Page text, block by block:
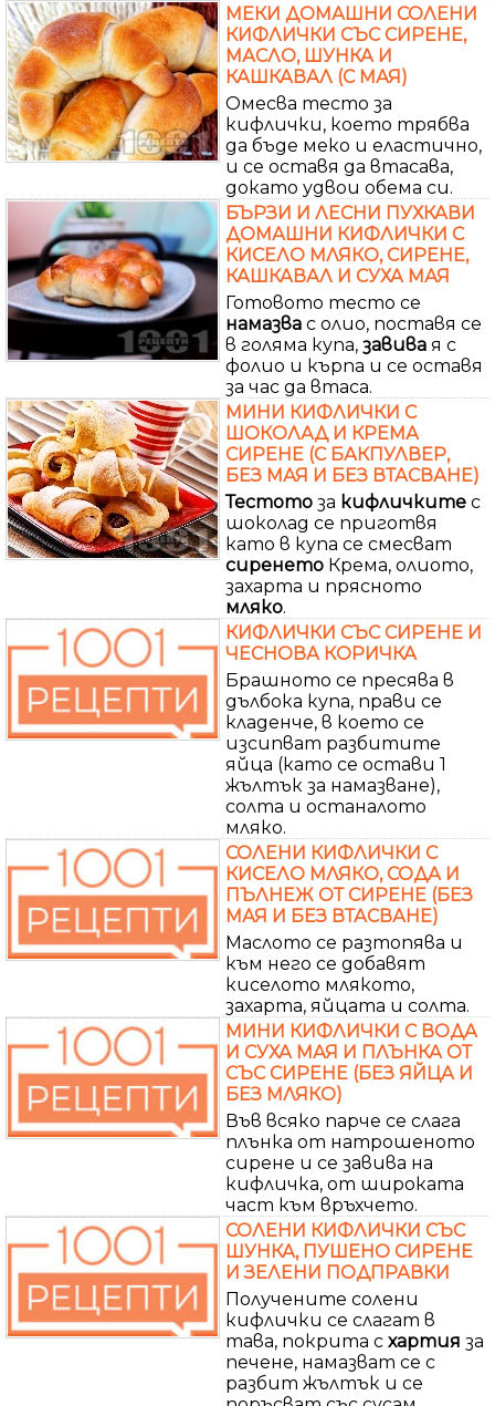
МЕКИ ДОМАШНИ СОЛЕНИ
КИФЛИЧКИ СЪС СИРЕНЕ,
МАСЛО, ШУНКА И
КАШКАВАЛ (С МАЯ)
Омесва тесто за
кифлички, което трябва
да бъде меко и еластично,
и се оставя да втасава,
докато удвои обема си.
БЪРЗИ И ЛЕСНИ ПУХКАВИ
ДОМАШНИ КИФЛИЧКИ С
КИСЕЛО МЛЯКО, СИРЕНЕ,
КАШКАВАЛ И СУХА МАЯ
Готовото тесто се
намазва с олио, поставя се
в голяма купа, завива я с
фолио и кърпа и се оставя
за час да втаса.
МИНИ КИФЛИЧКИ С
ШОКОЛАД И КРЕМА
СИРЕНЕ (С БАКПУЛВЕР,
БЕЗ МАЯ И БЕЗ ВТАСВАНЕ)
Тестото за кифличките с
шоколад се приготвя
като в купа се смесват
сиренето Крема, олиото,
захарта и прясното
мляко.
КИФЛИЧКИ СЪС СИРЕНЕ И
ЧЕСНОВА КОРИЧКА
Брашното се пресява в
дълбока купа, прави се
кладенче, в което се
изсипват разбитите
яйца (като се остави 1
жълтък за намазване),
солта и останалото
мляко.
СОЛЕНИ КИФЛИЧКИ С
КИСЕЛО МЛЯКО, СОДА И
ПЪЛНЕЖ ОТ СИРЕНЕ (БЕЗ
МАЯ И БЕЗ ВТАСВАНЕ)
Маслото се разтопява и
към него се добавят
киселото млякото,
захарта, яйцата и солта.
МИНИ КИФЛИЧКИ С ВОДА
И СУХА МАЯ И ПЛЪНКА ОТ
СЪС СИРЕНЕ (БЕЗ ЯЙЦА И
БЕЗ МЛЯКО)
Във всяко парче се слага
плънка от натрошеното
сирене и се завива на
кифличка, от широката
част към връхчето.
СОЛЕНИ КИФЛИЧКИ СЪС
ШУНКА, ПУШЕНО СИРЕНЕ
И ЗЕЛЕНИ ПОДПРАВКИ
Получените солени
кифлички се слагат в
тава, покрита с хартия за
печене, намазват се с
разбит жълтък и се